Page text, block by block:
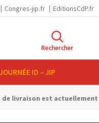
Congres-jip.fr EditionsCdP.fr
Rechercher
JOURNÉE ID – JIP
livraison est